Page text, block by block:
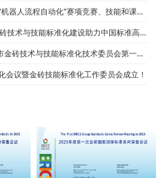
、技能和课程三项标准起草工作组成立会议暨金砖国家技能发展与技术创新大讲堂活动顺利召开
标准化建设助力中国标准高质量发展”标准制订研修班成功举办
术与技能标准化技术委员会第一次工作会议成功举办
会议暨金砖技能标准化工作委员会成立！